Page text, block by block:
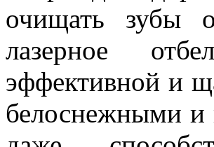
очищать зубы
лазерное
эффективной и
белоснежными и